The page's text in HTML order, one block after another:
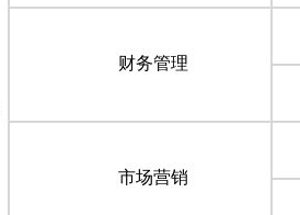
财务管理
市场营销